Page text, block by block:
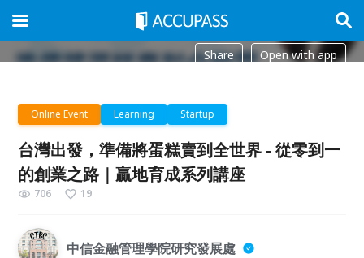
Share Open with app
Online Event Learning Startup
台灣出發，準備將蛋糕賣到全世界 - 從零到一
的創業之路｜贏地育成系列講座
706 19
中信金融管理學院研究發展處